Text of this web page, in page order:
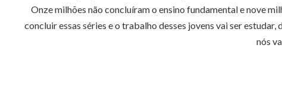
Onze milhões não concluíram o ensino fundamental e nove
concluir essas séries e o trabalho desses jovens vai ser
nós